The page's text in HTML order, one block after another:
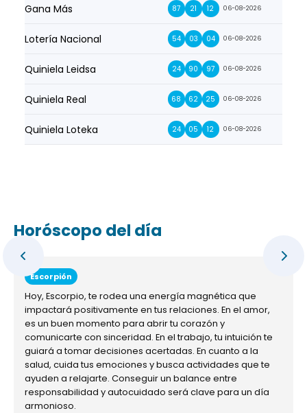
Gana Más 87 21 12 06-08-2026
Lotería Nacional 54 03 04 06-08-2026
Quiniela Leidsa 24 90 97 06-08-2026
Quiniela Real 68 62 25 06-08-2026
Quiniela Loteka 24 05 12 06-08-2026
Horóscopo del día
Escorpión
Hoy, Escorpio, te rodea una energía magnética que
impactará positivamente en tus relaciones. En el amor,
es un buen momento para abrir tu corazón y
comunicarte con sinceridad. En el trabajo, tu intuición te
guiará a tomar decisiones acertadas. En cuanto a la
salud, cuida tus emociones y busca actividades que te
ayuden a relajarte. Conseguir un balance entre
responsabilidad y autocuidado será clave para un día
armonioso.